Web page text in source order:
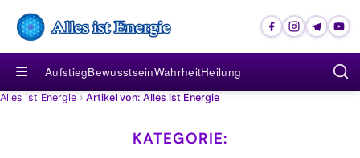
≡ AufstiegBewusstseinWahrheitHeilung
Alles ist Energie › Artikel von: Alles ist Energie